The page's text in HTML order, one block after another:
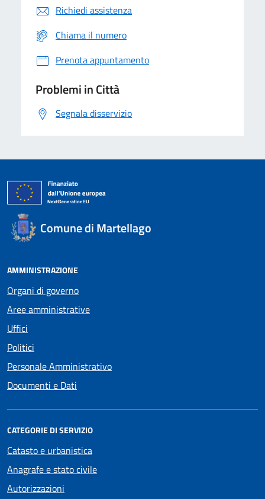
Richiedi assistenza
Chiama il numero
Prenota appuntamento
Problemi in Città
Segnala disservizio
Comune di Martellago
AMMINISTRAZIONE
Organi di governo
Aree amministrative
Uffici
Politici
Personale Amministrativo
Documenti e Dati
CATEGORIE DI SERVIZIO
Catasto e urbanistica
Anagrafe e stato civile
Autorizzazioni